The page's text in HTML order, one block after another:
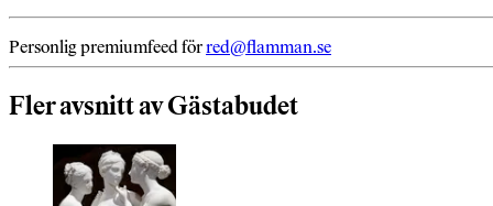
Personlig premiumfeed förred@flamman.se
Fler avsnitt av Gästabudet